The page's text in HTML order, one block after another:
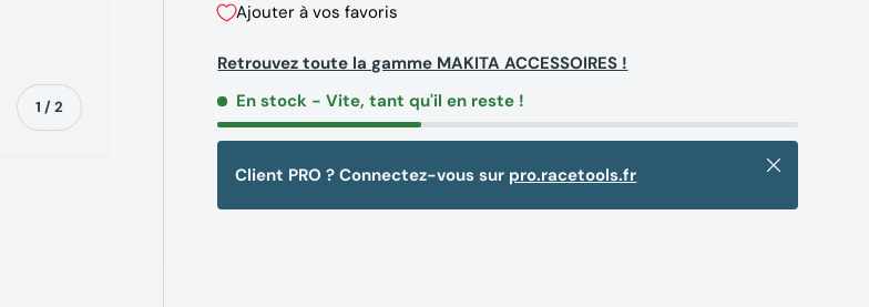
1 /de
2
Ajouter à vos favoris
Retrouvez toute la gamme MAKITA ACCESSOIRES !
En stock - Vite, tant qu'il en reste !
Client PRO ? Connectez-vous sur pro.racetools.fr Fermer